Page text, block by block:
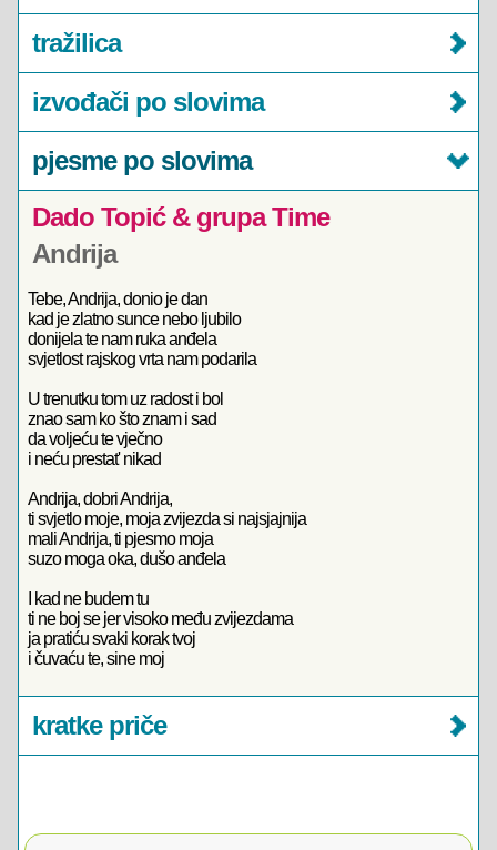
tražilica
izvođači po slovima
pjesme po slovima
Dado Topić & grupa Time
Andrija
Tebe, Andrija, donio je dan
kad je zlatno sunce nebo ljubilo
donijela te nam ruka anđela
svjetlost rajskog vrta nam podarila
U trenutku tom uz radost i bol
znao sam ko što znam i sad
da voljeću te vječno
i neću prestat' nikad
Andrija, dobri Andrija,
ti svjetlo moje, moja zvijezda si najsjajnija
mali Andrija, ti pjesmo moja
suzo moga oka, dušo anđela
I kad ne budem tu
ti ne boj se jer visoko među zvijezdama
ja pratiću svaki korak tvoj
i čuvaću te, sine moj
kratke priče